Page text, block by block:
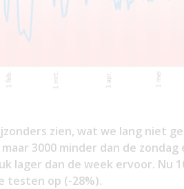
zien, wat we lang niet
3000 minder dan de zondag
lager dan de week ervoor. Nu
testen op (-28%).